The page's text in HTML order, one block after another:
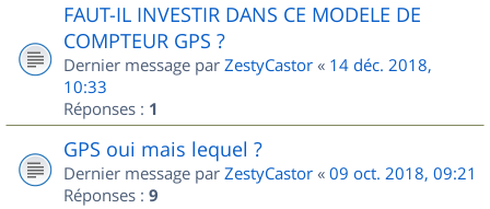
FAUT-IL INVESTIR DANS CE MODELE DE
COMPTEUR GPS ?
Dernier message par ZestyCastor « 14 déc. 2018,
10:33
Réponses : 1
GPS oui mais lequel ?
Dernier message par ZestyCastor « 09 oct. 2018, 09:21
Réponses : 9